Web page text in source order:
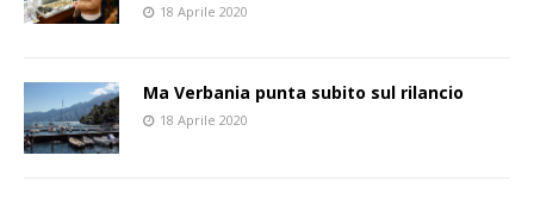
18 Aprile 2020
Ma Verbania punta subito sul rilancio
18 Aprile 2020